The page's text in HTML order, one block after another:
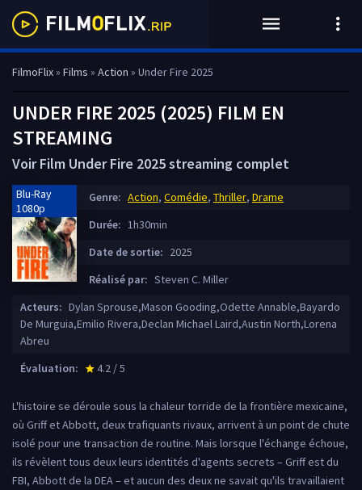
FilmoFlix» Films » Action » Under Fire 2025
UNDER FIRE 2025 (2025) FILM EN
STREAMING
Voir Film Under Fire 2025 streaming complet
Blu-Ray
1080p
Genre: Action, Comédie, Thriller, Drame
Durée: 1h30min
Date de sortie: 2025
Réalisé par: Steven C. Miller
Acteurs: Dylan Sprouse,Mason Gooding,Odette Annable,Bayardo
De Murguia,Emilio Rivera,Declan Michael Laird,Austin North,Lorena
Abreu
Évaluation:
star_rate
4.2 / 5
L'histoire se déroule sous la chaleur torride de la frontière mexicaine,
où Griff et Abbott, deux trafiquants rivaux, arrivent à un point de chute
isolé pour une transaction de routine. Mais lorsque l'échange échoue,
ils révèlent tous deux leurs identités d'agents secrets – Griff est du
FBI, Abbott de la DEA – et aucun des deux ne savait qu'ils travaillaient